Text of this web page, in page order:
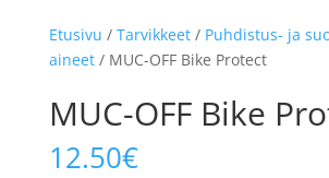
Etusivu / Tarvikkeet/ Puhdistus- ja
aineet/ MUC-OFF Bike Protect
MUC-OFF Bike
12.50€